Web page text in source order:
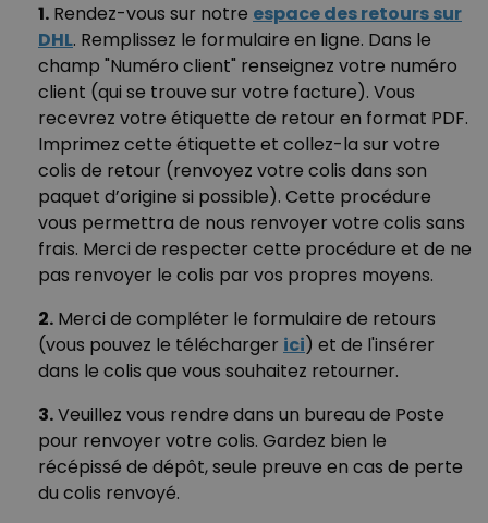
1. Rendez-vous sur notre espace des retours sur
DHL. Remplissez le formulaire en ligne. Dans le
champ "Numéro client" renseignez votre numéro
client (qui se trouve sur votre facture). Vous
recevrez votre étiquette de retour en format PDF.
Imprimez cette étiquette et collez-la sur votre
colis de retour (renvoyez votre colis dans son
paquet d’origine si possible). Cette procédure
vous permettra de nous renvoyer votre colis sans
frais. Merci de respecter cette procédure et de ne
pas renvoyer le colis par vos propres moyens.
2. Merci de compléter le formulaire de retours
(vous pouvez le télécharger ici) et de l'insérer
dans le colis que vous souhaitez retourner.
3.Veuillez vous rendre dans un bureau de Poste
pour renvoyer votre colis. Gardez bien le
récépissé de dépôt, seule preuve en cas de perte
du colis renvoyé.